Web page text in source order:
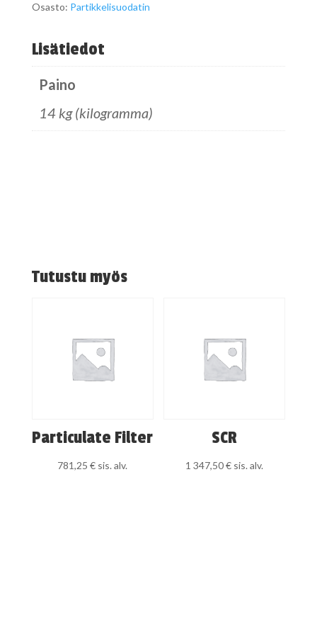
Osasto: Partikkelisuodatin
Lisätiedot
Paino
14 kg (kilogramma)
Tutustu myös
Particulate Filter
781,25€ sis. alv.
SCR
1 347,50€ sis. alv.